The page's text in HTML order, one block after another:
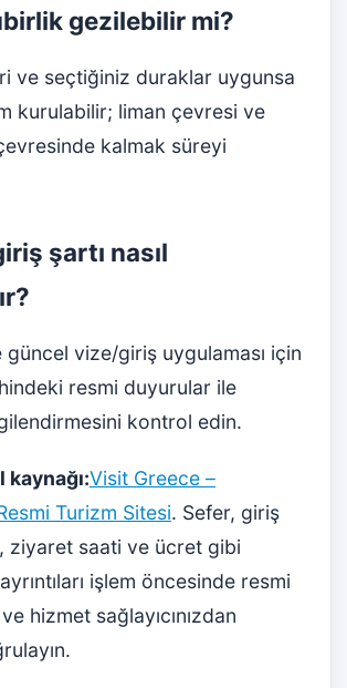
gezilebilir mi?
ve seçtiğiniz duraklar uygunsa
kurulabilir; liman çevresi ve
kalmak süreyi
şartı nasıl
vize/giriş uygulaması için
resmi duyurular ile
kontrol edin.
Visit Greece –
Turizm Sitesi. Sefer, giriş
ziyaret saati ve ücret gibi
işlem öncesinde resmi
hizmet sağlayıcınızdan